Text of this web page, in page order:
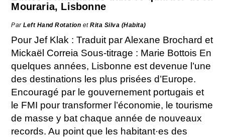
Mouraria, Lisbonne
ParLeft Hand Rotation etRita Silva (Habita)
Pour Jef Klak : Traduit par Alexane Brochard et
Mickaël Correia Sous-titrage : Marie Bottois En
quelques années, Lisbonne est devenue l’une
des destinations les plus prisées d’Europe.
Encouragé par le gouvernement portugais et
le FMI pour transformer l’économie, le tourisme
de masse y bat chaque année de nouveaux
records. Au point que les habitant·es des